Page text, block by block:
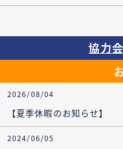
協力
2026/08/04
【夏季休暇のお知らせ】
2024/06/05